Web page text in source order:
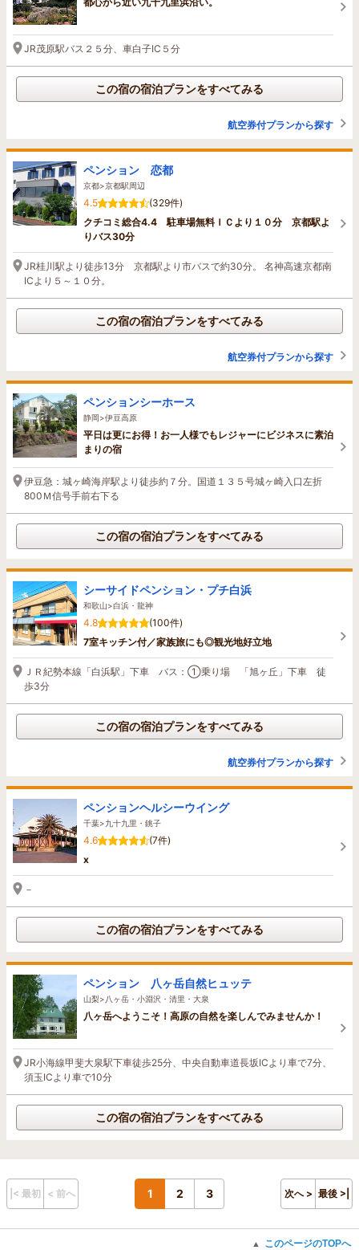
JR茂原駅バス２５分、車白子IC５分
この宿の宿泊プランをすべてみる
航空券付プランから探す
ペンション 恋都
京都>京都駅周辺
4.5
(329件)
クチコミ総合4.4 駐車場無料ＩＣより１０分 京都駅よ
りバス30分
JR桂川駅より徒歩13分 京都駅より市バスで約30分。 名神高速京都南
ICより５～１０分。
この宿の宿泊プランをすべてみる
航空券付プランから探す
ペンションシーホース
静岡>伊豆高原
平日は更にお得！お一人様でもレジャーにビジネスに素泊
まりの宿
伊豆急：城ヶ崎海岸駅より徒歩約７分。国道１３５号城ヶ崎入口左折
800Ｍ信号手前右下る
この宿の宿泊プランをすべてみる
シーサイドペンション・プチ白浜
和歌山>白浜・龍神
4.8
(100件)
7室キッチン付／家族旅にも◎観光地好立地
ＪＲ紀勢本線「白浜駅」下車 バス：①乗り場 「旭ヶ丘」下車 徒
歩3分
この宿の宿泊プランをすべてみる
航空券付プランから探す
ペンションヘルシーウイング
千葉>九十九里・銚子
4.6
(7件)
x
－
この宿の宿泊プランをすべてみる
ペンション 八ヶ岳自然ヒュッテ
山梨>八ヶ岳・小淵沢・清里・大泉
八ヶ岳へようこそ！高原の自然を楽しんでみませんか！
JR小海線甲斐大泉駅下車徒歩25分、中央自動車道長坂ICより車で7分、
須玉ICより車で10分
この宿の宿泊プランをすべてみる
|< 最初 < 前へ 1 2 3 次へ > 最後 >|
▲ このページのTOPへ